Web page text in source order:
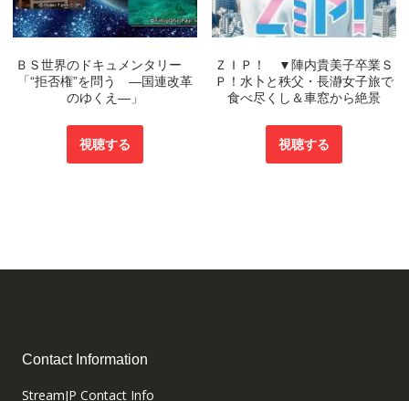
ＢＳ世界のドキュメンタリー
「“拒否権”を問う ―国連改革
のゆくえ―」
視聴する
ＺＩＰ！ ▼陣内貴美子卒業Ｓ
Ｐ！水卜と秩父・長瀞女子旅で
食べ尽くし＆車窓から絶景
視聴する
Contact Information
StreamJP Contact Info